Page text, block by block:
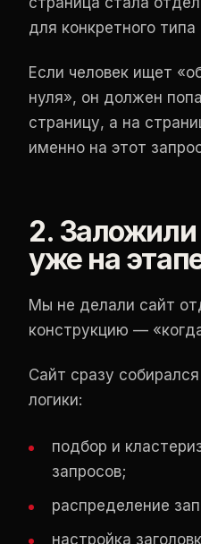
для конкретного типа
Если человек ищет
нуля», он должен
страницу, а на
именно на этот
2. Заложили
уже на
Мы не делали сайт
конструкцию —
Сайт сразу
логики:
подбор и
запросов;
распределение
настройка